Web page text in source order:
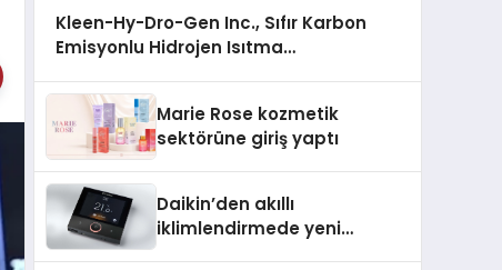
Kleen-Hy-Dro-Gen Inc., Sıfır Karbon
Emisyonlu Hidrojen Isıtma
Onaylarını Aldı
Marie Rose kozmetik
sektörüne giriş yaptı
Daikin’den akıllı
iklimlendirmede yeni